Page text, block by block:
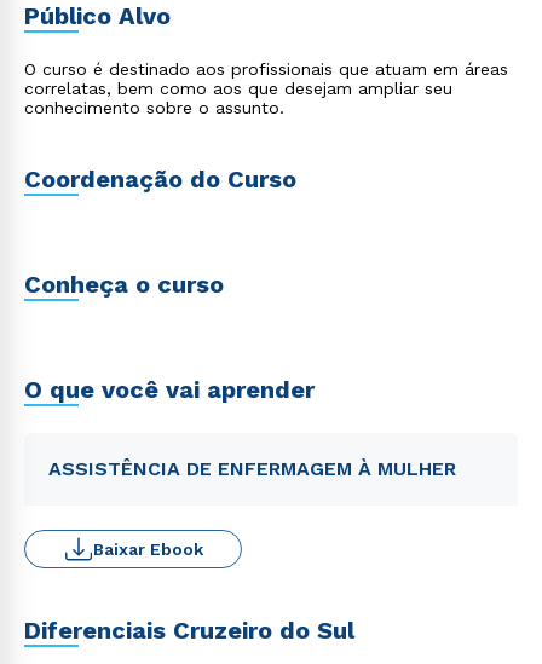
Público Alvo
O curso é destinado aos profissionais que atuam em áreas
correlatas, bem como aos que desejam ampliar seu
conhecimento sobre o assunto.
Coordenação do Curso
Conheça o curso
O que você vai aprender
ASSISTÊNCIA DE ENFERMAGEM À MULHER
Baixar Ebook
Diferenciais Cruzeiro do Sul